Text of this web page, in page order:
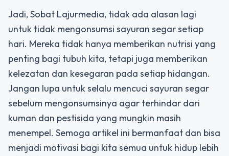
Jadi, Sobat Lajurmedia, tidak ada alasan lagi
untuk tidak mengonsumsi sayuran segar setiap
hari. Mereka tidak hanya memberikan nutrisi yang
penting bagi tubuh kita, tetapi juga memberikan
kelezatan dan kesegaran pada setiap hidangan.
Jangan lupa untuk selalu mencuci sayuran segar
sebelum mengonsumsinya agar terhindar dari
kuman dan pestisida yang mungkin masih
menempel. Semoga artikel ini bermanfaat dan bisa
menjadi motivasi bagi kita semua untuk hidup lebih